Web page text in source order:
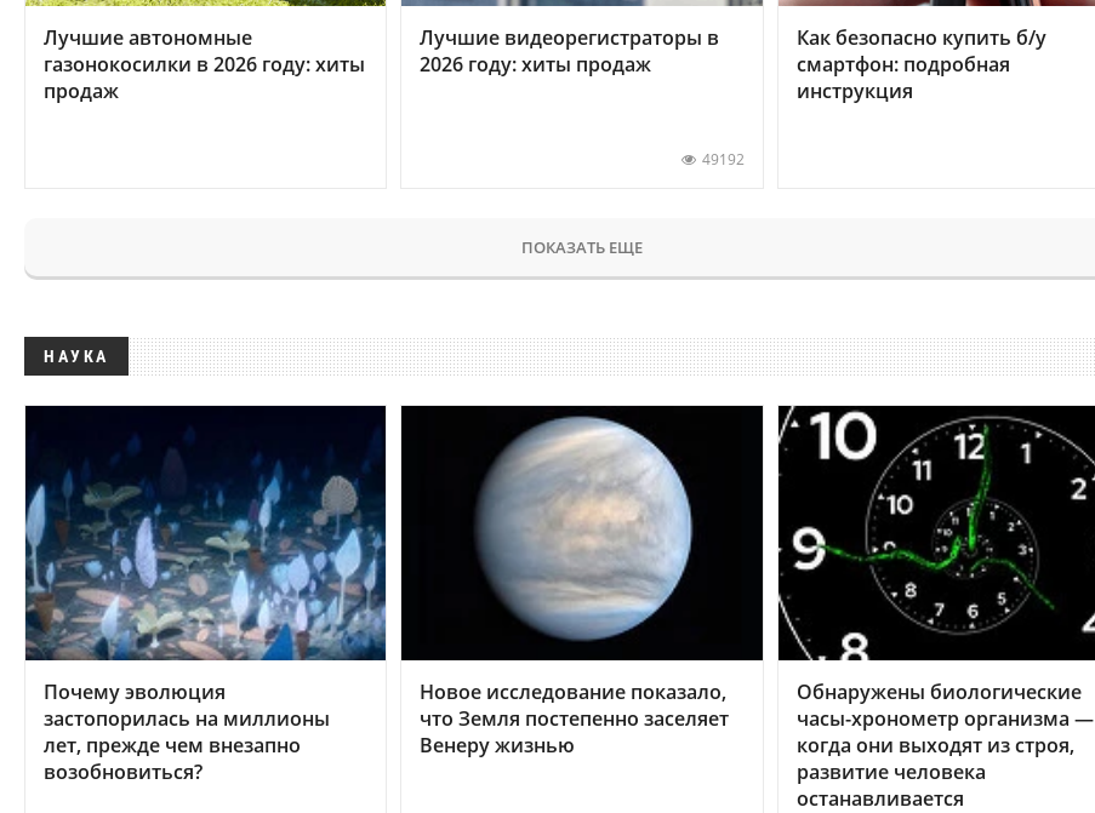
Лучшие автономные
газонокосилки в 2026 году: хиты
продаж
Лучшие видеорегистраторы в
2026 году: хиты продаж
49192
Как безопасно купить б/у
смартфон: подробная
инструкция
ПОКАЗАТЬ ЕЩЕ
НАУКА
Почему эволюция
застопорилась на миллионы
лет, прежде чем внезапно
возобновиться?
Новое исследование показало,
что Земля постепенно заселяет
Венеру жизнью
Обнаружены биологические
часы-хронометр организма —
когда они выходят из строя,
развитие человека
останавливается